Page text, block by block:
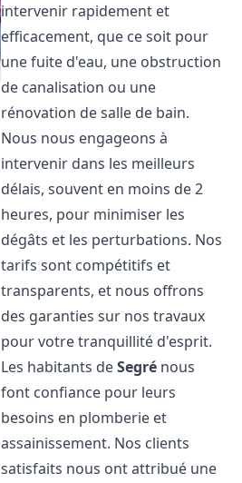
intervenir rapidement et
efficacement, que ce soit pour
une fuite d'eau, une obstruction
de canalisation ou une
rénovation de salle de bain.
Nous nous engageons à
intervenir dans les meilleurs
délais, souvent en moins de 2
heures, pour minimiser les
dégâts et les perturbations. Nos
tarifs sont compétitifs et
transparents, et nous offrons
des garanties sur nos travaux
pour votre tranquillité d'esprit.
Les habitants deSegré nous
font confiance pour leurs
besoins en plomberie et
assainissement. Nos clients
satisfaits nous ont attribué une